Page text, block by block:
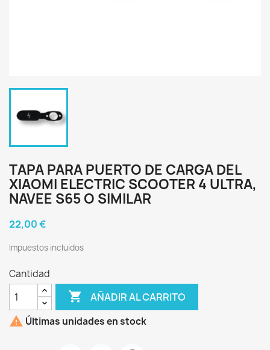
TAPA PARA PUERTO DE CARGA DEL
XIAOMI ELECTRIC SCOOTER 4 ULTRA,
NAVEE S65 O SIMILAR
22,00 €
Impuestos incluidos
Cantidad
 AÑADIR AL CARRITO
 Últimas unidades en stock